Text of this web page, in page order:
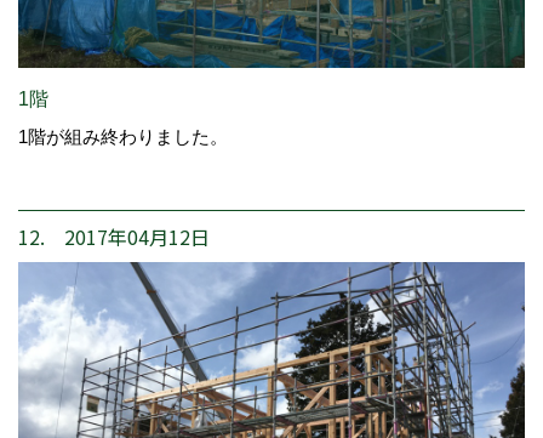
1階
1階が組み終わりました。
12. 2017年04月12日